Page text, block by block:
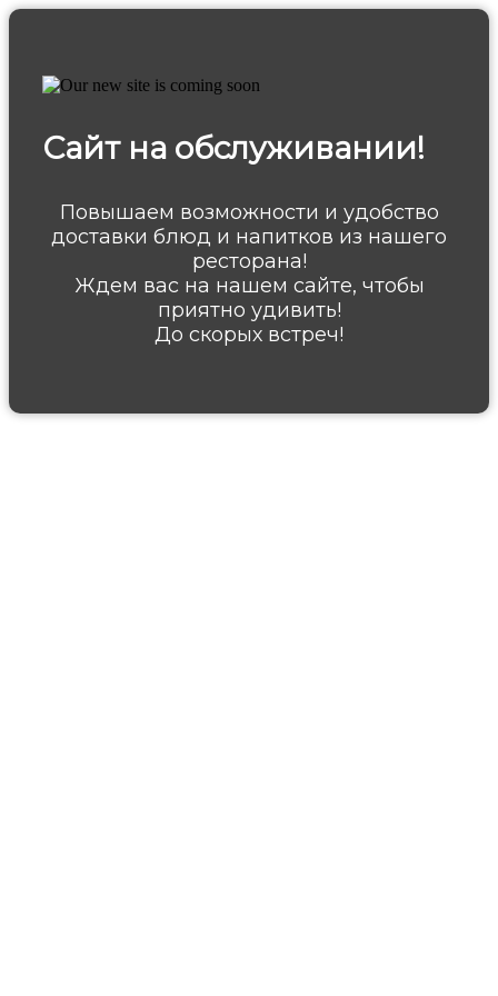
Сайт на обслуживании!
Повышаем возможности и удобство
доставки блюд и напитков из нашего
ресторана!
Ждем вас на нашем сайте, чтобы
приятно удивить!
До скорых встреч!